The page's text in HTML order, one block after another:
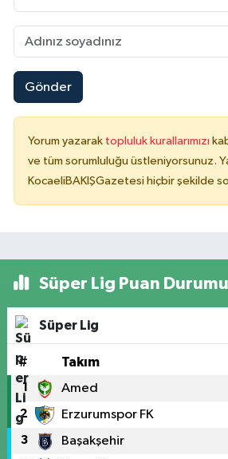
Gönder
Yorum yazarak topluluk kurallarımızı
ve tüm sorumluluğu üstleniyorsunuz.
KocaeliBAKIŞGazetesi hiçbir şekilde
Süper Lig Puan Durumu
Süper Lig
# Takım
1 Amed
2 Erzurumspor FK
3 Başakşehir